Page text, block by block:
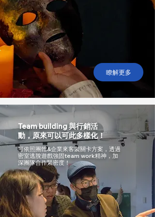
瞭解更多
Team building 與行銷活
動，原來可以可此多樣化！
可依照團體&企業來客製關卡方案，透過
密室逃脫遊戲強固team work精神，加
深團隊合作緊密度！